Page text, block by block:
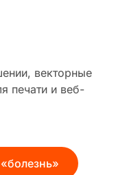
векторные
печати и веб-